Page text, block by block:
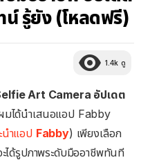
น์ รู้ยัง (โหลดฟรี)
1.4k ดู
Art Camera อัปเดต
ได้นำเสนอแอป Fabby
ำแอป Fabby) เพียงเลือก
ได้รูปภาพระดับมืออาชีพทันที